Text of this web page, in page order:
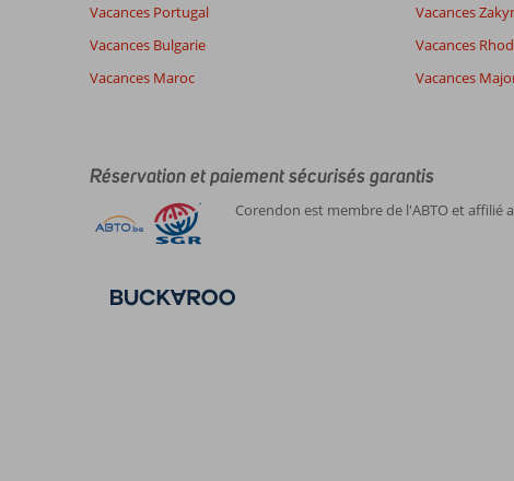
Vacances Portugal
Vacances Bulgarie
Vacances Maroc
Vacances
Vacances
Vacances
Réservation et paiement sécurisés garantis
Corendon est membre de l'ABTO et affilié